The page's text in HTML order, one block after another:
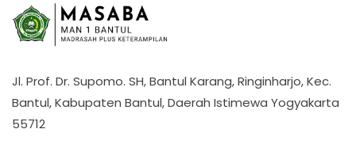
Jl. Prof. Dr. Supomo. SH, Bantul Karang, Ringinharjo, Kec.
Bantul, Kabupaten Bantul, Daerah Istimewa Yogyakarta
55712